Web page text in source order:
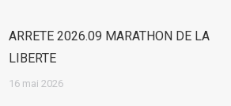
ARRETE 2026.09 MARATHON DE LA
LIBERTE
16 mai 2026